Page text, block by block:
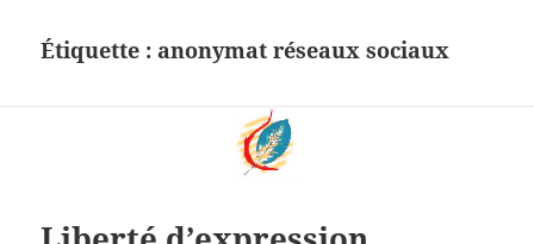
Étiquette : anonymat réseaux sociaux